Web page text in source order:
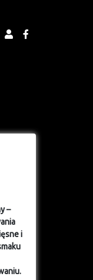
–
i